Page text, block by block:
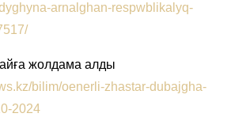
arnalghan-respwblikalyq-
жолдама алды
bilim/oenerli-zhastar-dubajgha-
2024